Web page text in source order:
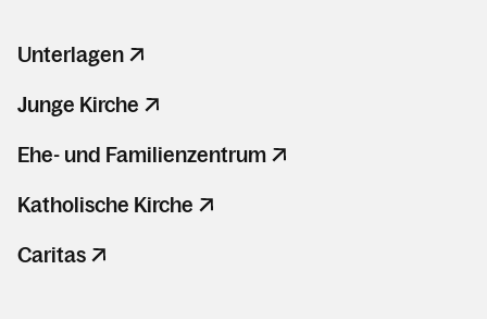
Unterlagen
Junge Kirche
Ehe- und Familienzentrum
Katholische Kirche
Caritas